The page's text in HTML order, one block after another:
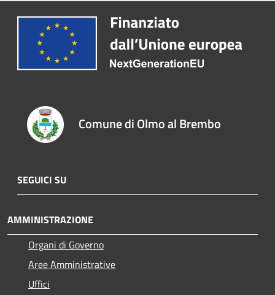
Comune di Olmo al Brembo
SEGUICI SU
AMMINISTRAZIONE
Organi di Governo
Aree Amministrative
Uffici